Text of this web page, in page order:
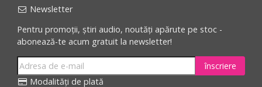
Newsletter
Pentru promoții, știri audio, noutăți apărute pe stoc -
abonează-te acum gratuit la newsletter!
înscriere
Modalități de plată